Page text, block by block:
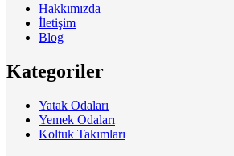
Hakkımızda
İletişim
Blog
Kategoriler
Yatak Odaları
Yemek Odaları
Koltuk Takımları